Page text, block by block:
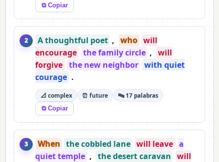
⧉ Copiar
2 A thoughtful poet , who will
encourage the family circle ,
will
forgive the new neighbor with quiet
courage .
📐 complex ⏰ future 🔤 17 palabras
⧉ Copiar
3 When the cobbled lane will leave a
quiet temple , the desert caravan
will